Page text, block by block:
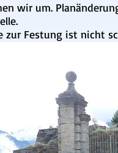
wir um.
zur Festung ist nicht